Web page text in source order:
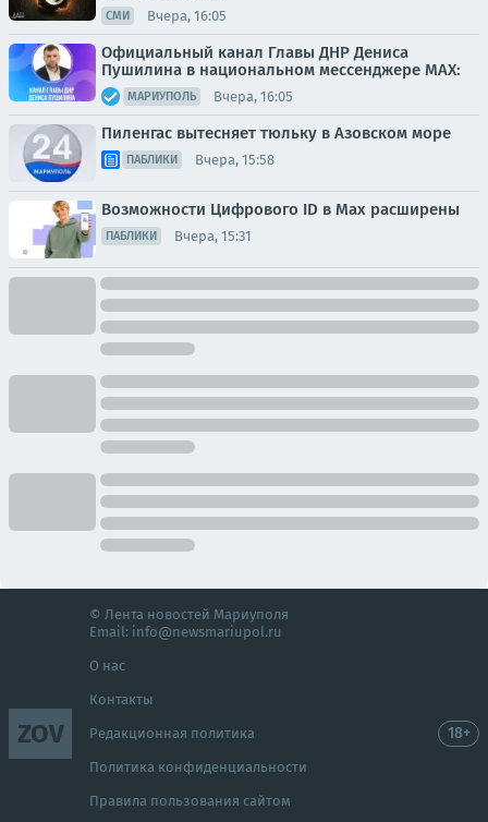
СМИ Вчера, 16:05
Официальный канал Главы ДНР Дениса
Пушилина в национальном мессенджере MAX:
МАРИУПОЛЬ Вчера, 16:05
Пиленгас вытесняет тюльку в Азовском море
ПАБЛИКИ Вчера, 15:58
Возможности Цифрового ID в Мах расширены
ПАБЛИКИ Вчера, 15:31
ZOV
© Лента новостей Мариуполя
Email: info@newsmariupol.ru
О нас
Контакты
Редакционная политика
Политика конфиденциальности
Правила пользования сайтом
18+